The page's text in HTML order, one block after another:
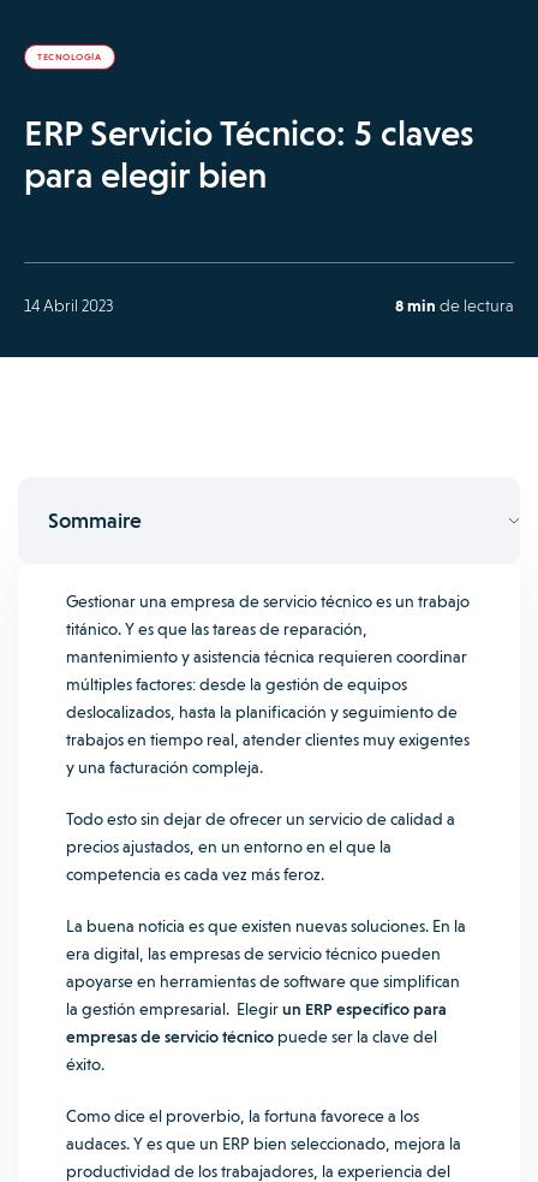
TECNOLOGÍA
ERP Servicio Técnico: 5 claves
para elegir bien
14 Abril 2023 8 min de lectura
Sommaire
Gestionar una empresa de servicio técnico es un trabajo
titánico. Y es que las tareas de reparación,
mantenimiento y asistencia técnica requieren coordinar
múltiples factores: desde la gestión de equipos
deslocalizados, hasta la planificación y seguimiento de
trabajos en tiempo real, atender clientes muy exigentes
y una facturación compleja.
Todo esto sin dejar de ofrecer un servicio de calidad a
precios ajustados, en un entorno en el que la
competencia es cada vez más feroz.
La buena noticia es que existen nuevas soluciones. En la
era digital, las empresas de servicio técnico pueden
apoyarse en herramientas de software que simplifican
la gestión empresarial. Elegirun ERP específico para
empresas de servicio técnico puede ser la clave del
éxito.
Como dice el proverbio, la fortuna favorece a los
audaces. Y es que un ERP bien seleccionado, mejora la
productividad de los trabajadores, la experiencia del